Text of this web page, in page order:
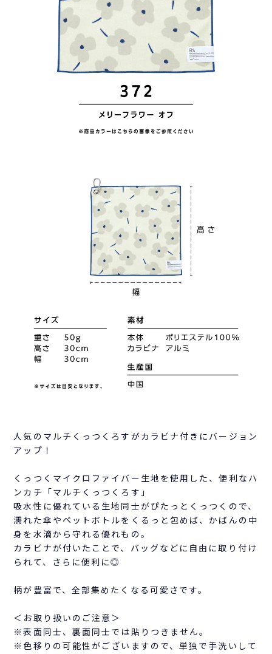
人気のマルチくっつくろすがカラビナ付きにバージョン
アップ！
くっつくマイクロファイバー生地を使用した、便利なハ
ンカチ「マルチくっつくろす」
吸水性に優れている生地同士がぴたっとくっつくので、
濡れた傘やペットボトルをくるっと包めば、かばんの中
身を水滴から守れる優れもの。
カラビナが付いたことで、バッグなどに自由に取り付け
られて、さらに便利に◎
柄が豊富で、全部集めたくなる可愛さです。
＜お取り扱いのご注意＞
※表面同士、裏面同士では貼りつきません。
※色移りの可能性がございますので、単独で手洗いして